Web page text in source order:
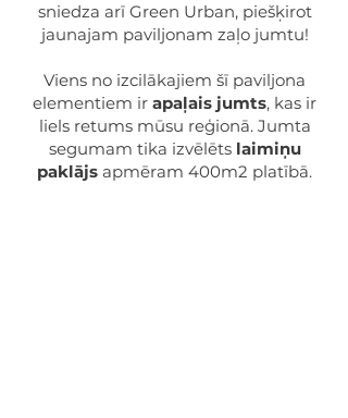
sniedza arī Green Urban, piešķirot
jaunajam paviljonam zaļo jumtu!
Viens no izcilākajiem šī paviljona
elementiem ir apaļais jumts, kas ir
liels retums mūsu reģionā. Jumta
segumam tika izvēlēts laimiņu
paklājs apmēram 400m2 platībā.​